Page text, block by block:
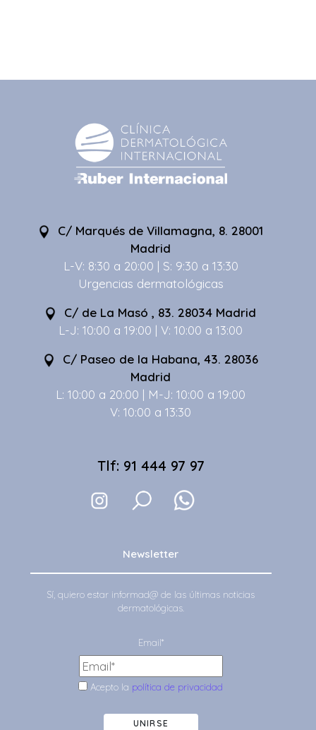
C/ Marqués de Villamagna, 8. 28001
Madrid
L-V: 8:30 a 20:00 | S: 9:30 a 13:30
Urgencias dermatológicas
C/ de La Masó , 83. 28034 Madrid
L-J: 10:00 a 19:00 | V: 10:00 a 13:00
C/ Paseo de la Habana, 43. 28036
Madrid
L: 10:00 a 20:00 | M-J: 10:00 a 19:00
V: 10:00 a 13:30
Tlf: 91 444 97 97
Newsletter
Sí, quiero estar informad@ de las últimas noticias
dermatológicas.
Email*
Acepto la política de privacidad
UNIRSE